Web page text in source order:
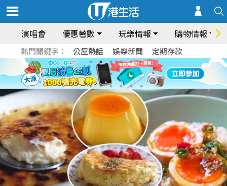
演唱會 優惠著數 玩樂情報 購物情報
熱門關鍵字： 公屋熱話 娛樂新聞 定期存款